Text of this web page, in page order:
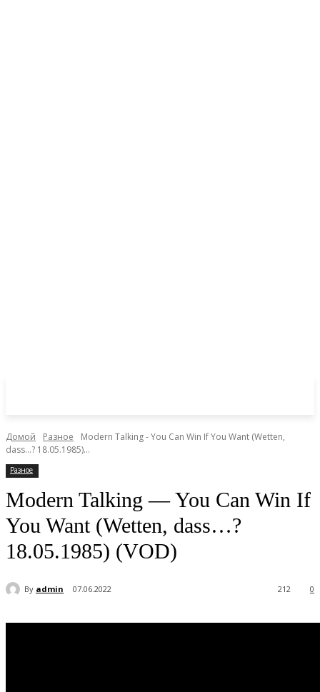
Домой Разное
Modern Talking - You Can Win If You Want (Wetten,
dass...? 18.05.1985)...
Разное
Modern Talking — You Can Win If
You Want (Wetten, dass…?
18.05.1985) (VOD)
By admin 07.06.2022 0
212